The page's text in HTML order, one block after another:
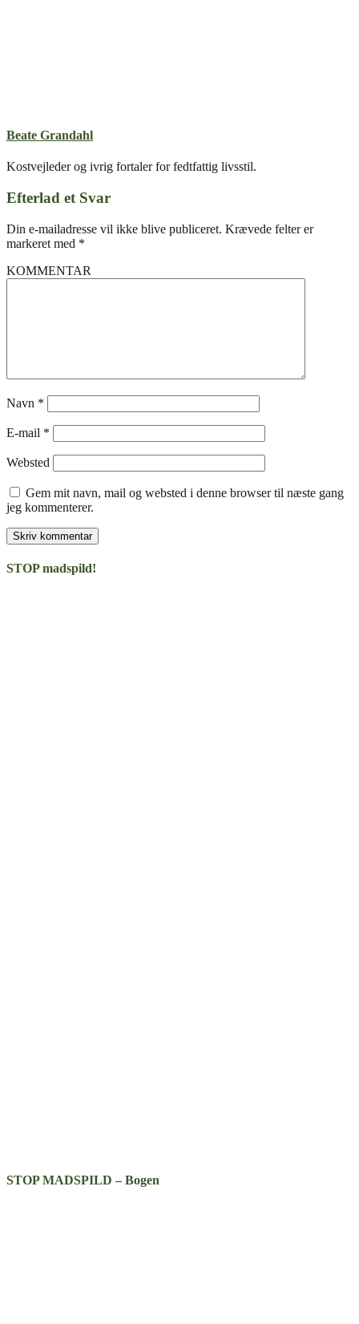
Beate Grandahl
Kostvejleder og ivrig fortaler for fedtfattig livsstil.
Efterlad et Svar
Din e-mailadresse vil ikke blive publiceret. Krævede felter er
markeret med *
KOMMENTAR
Navn *
E-mail *
Websted
Gem mit navn, mail og websted i denne browser til næste gang
jeg kommenterer.
STOP madspild!
STOP MADSPILD – Bogen